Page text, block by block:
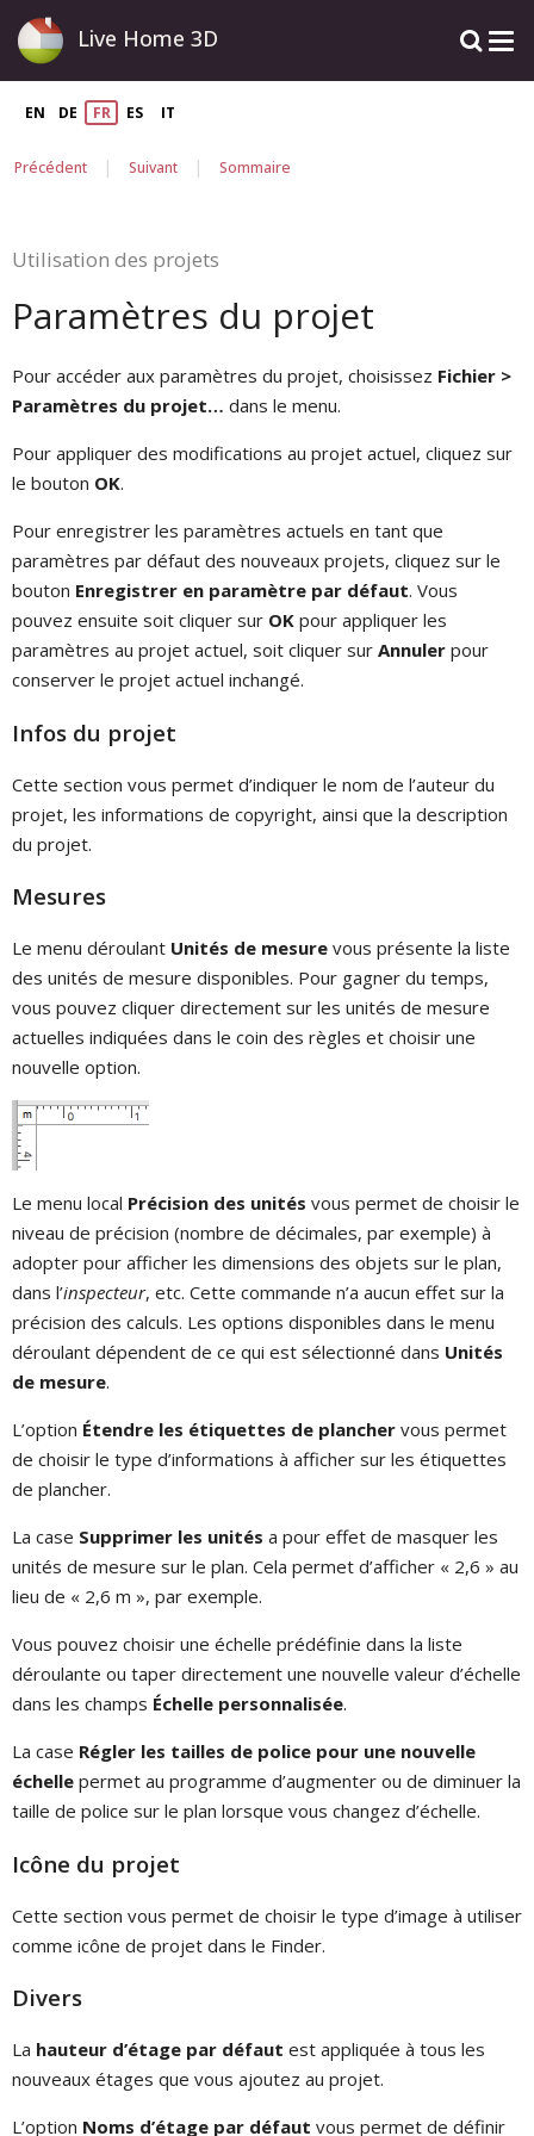
Live Home 3D
EN DE FR ES IT
Précédent | Suivant | Sommaire
Utilisation des projets
Paramètres du projet
Pour accéder aux paramètres du projet, choisissez Fichier >
Paramètres du projet… dans le menu.
Pour appliquer des modifications au projet actuel, cliquez sur
le bouton OK.
Pour enregistrer les paramètres actuels en tant que
paramètres par défaut des nouveaux projets, cliquez sur le
bouton Enregistrer en paramètre par défaut. Vous
pouvez ensuite soit cliquer sur OK pour appliquer les
paramètres au projet actuel, soit cliquer sur Annuler pour
conserver le projet actuel inchangé.
Infos du projet
Cette section vous permet d’indiquer le nom de l’auteur du
projet, les informations de copyright, ainsi que la description
du projet.
Mesures
Le menu déroulant Unités de mesure vous présente la liste
des unités de mesure disponibles. Pour gagner du temps,
vous pouvez cliquer directement sur les unités de mesure
actuelles indiquées dans le coin des règles et choisir une
nouvelle option.
Le menu local Précision des unités vous permet de choisir le
niveau de précision (nombre de décimales, par exemple) à
adopter pour afficher les dimensions des objets sur le plan,
dans l’inspecteur, etc. Cette commande n’a aucun effet sur la
précision des calculs. Les options disponibles dans le menu
déroulant dépendent de ce qui est sélectionné dans Unités
de mesure.
L’option Étendre les étiquettes de plancher vous permet
de choisir le type d’informations à afficher sur les étiquettes
de plancher.
La case Supprimer les unités a pour effet de masquer les
unités de mesure sur le plan. Cela permet d’afficher « 2,6 » au
lieu de « 2,6 m », par exemple.
Vous pouvez choisir une échelle prédéfinie dans la liste
déroulante ou taper directement une nouvelle valeur d’échelle
dans les champs Échelle personnalisée.
La case Régler les tailles de police pour une nouvelle
échelle permet au programme d’augmenter ou de diminuer la
taille de police sur le plan lorsque vous changez d’échelle.
Icône du projet
Cette section vous permet de choisir le type d’image à utiliser
comme icône de projet dans le Finder.
Divers
La hauteur d’étage par défaut est appliquée à tous les
nouveaux étages que vous ajoutez au projet.
L’option Noms d’étage par défaut vous permet de définir